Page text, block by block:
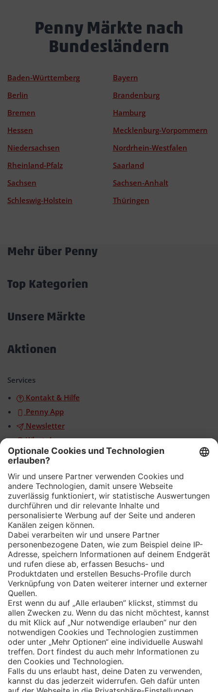
Penny Märkte nach
Bundesländern
Baden-Württemberg
Bayern
Berlin
Brandenburg
Bremen
Hamburg
Hessen
Mecklenburg-Vorpommern
Niedersachsen
Nordrhein-Westfalen
Rheinland-Pfalz
Saarland
Sachsen
Sachsen-Anhalt
Schleswig-Holstein
Thüringen
Mehr über Penny
Top Kategorien
Unsere Märkte
Aktionen
Services
Kontakt & Hilfe
Penny App
Newsletter
WhatsApp
App
Eishockey
Impressum